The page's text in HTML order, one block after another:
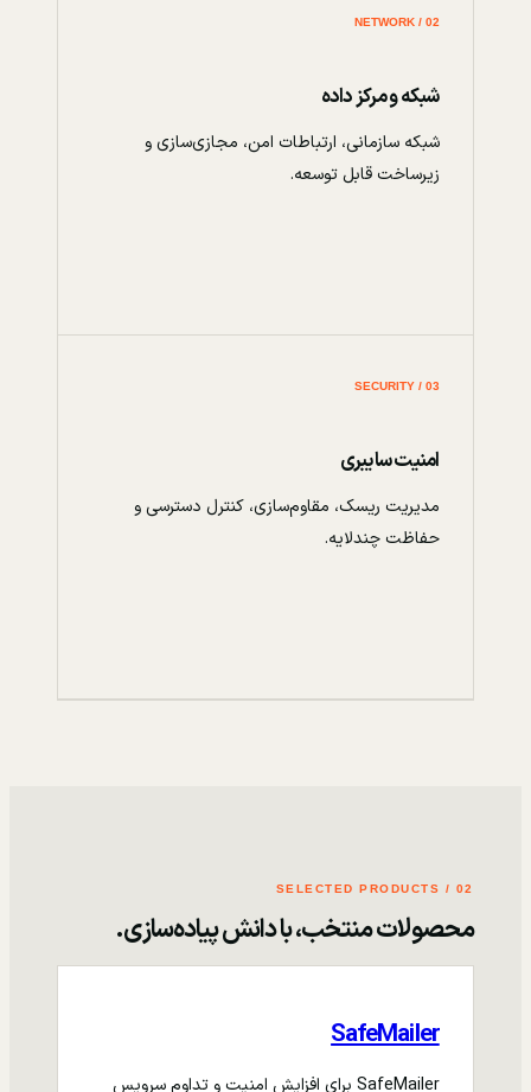
02 / NETWORK
شبکه و مرکز داده
شبکه سازمانی، ارتباطات امن، مجازی‌سازی و
زیرساخت قابل توسعه.
03 / SECURITY
امنیت سایبری
مدیریت ریسک، مقاوم‌سازی، کنترل دسترسی و
حفاظت چندلایه.
02 / SELECTED PRODUCTS
محصولات منتخب، با دانش پیاده‌سازی.
SafeMailer
SafeMailer برای افزایش امنیت و تداوم سرویس